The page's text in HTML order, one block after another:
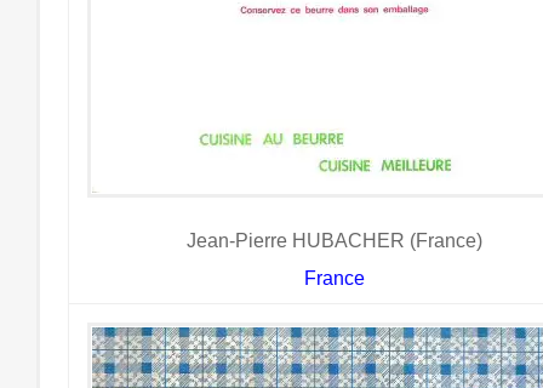
Jean-Pierre HUBACHER (France)
France